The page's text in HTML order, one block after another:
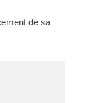
de sa